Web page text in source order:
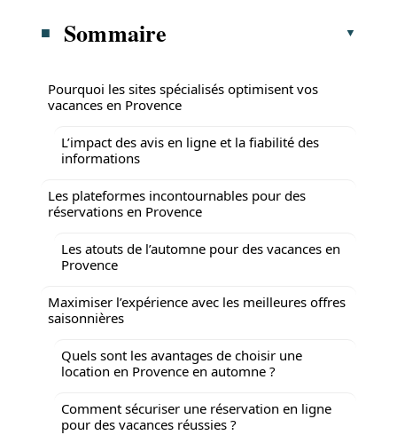
Sommaire
Pourquoi les sites spécialisés optimisent vos
vacances en Provence
L’impact des avis en ligne et la fiabilité des
informations
Les plateformes incontournables pour des
réservations en Provence
Les atouts de l’automne pour des vacances en
Provence
Maximiser l’expérience avec les meilleures offres
saisonnières
Quels sont les avantages de choisir une
location en Provence en automne ?
Comment sécuriser une réservation en ligne
pour des vacances réussies ?